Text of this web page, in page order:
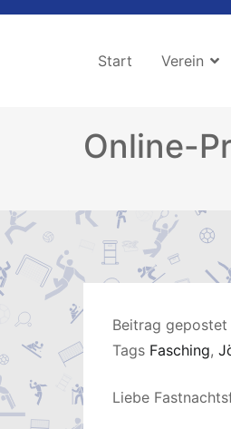
Zum
Start Verein
Online-
Beitrag gepostet
Tags Fasching,
Liebe